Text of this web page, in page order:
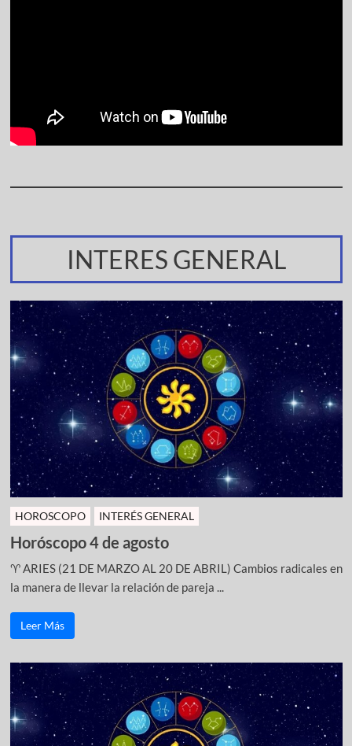
INTERES GENERAL
HOROSCOPO INTERÉS GENERAL
Horóscopo 4 de agosto
♈ ARIES (21 DE MARZO AL 20 DE ABRIL) Cambios radicales en
la manera de llevar la relación de pareja ...
Leer Más